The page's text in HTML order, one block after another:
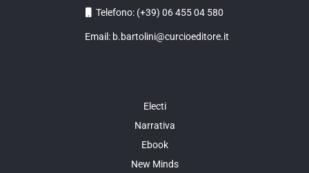
Telefono: (+39) 06 455 04 580
Email: b.bartolini@curcioeditore.it
Electi
Narrativa
Ebook
New Minds